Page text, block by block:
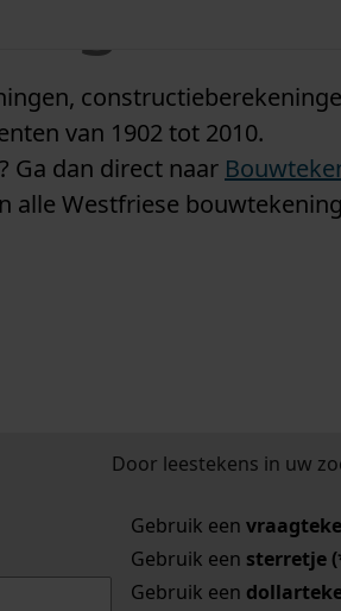
van 1902 tot 2010.
Ga dan direct naar
alle Westfriese
Door leestekens in uw
Gebruik een
Gebruik een sterretje
Gebruik een